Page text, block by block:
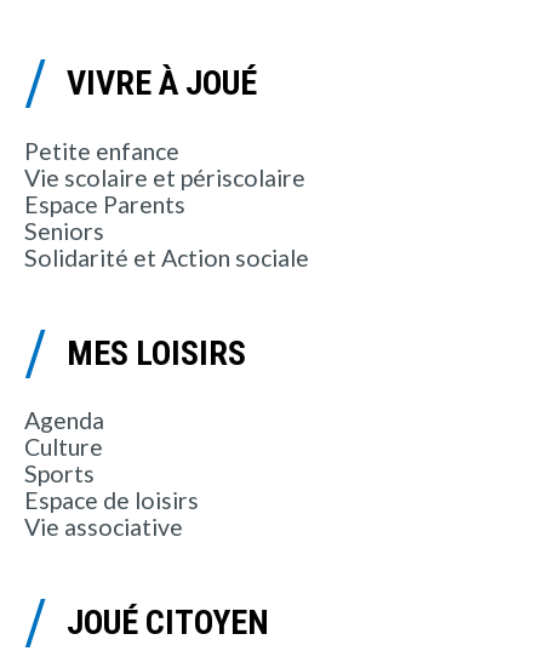
VIVRE À JOUÉ
Petite enfance
Vie scolaire et périscolaire
Espace Parents
Seniors
Solidarité et Action sociale
MES LOISIRS
Agenda
Culture
Sports
Espace de loisirs
Vie associative
JOUÉ CITOYEN